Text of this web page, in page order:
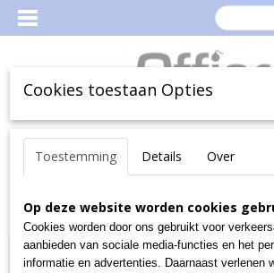
Inloggen Registreren
Home >OUTLET>VIQUEL GEPERF
Cookies toestaan Opties
Toestemming Details Over
Op deze website worden cookies
Cookies worden door ons gebruikt voor
aanbieden van sociale media-functies en het
informatie en advertenties. Daarnaast verlenen